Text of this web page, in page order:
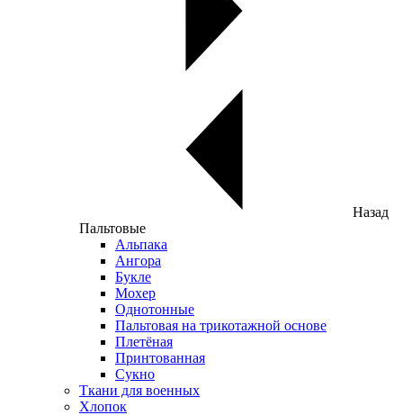
Назад
Пальтовые
Альпака
Ангора
Букле
Мохер
Однотонные
Пальтовая на трикотажной основе
Плетёная
Принтованная
Сукно
Ткани для военных
Хлопок